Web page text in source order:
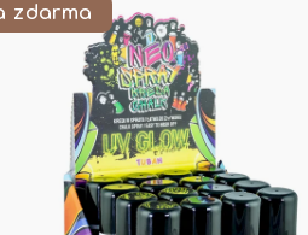
zdarma